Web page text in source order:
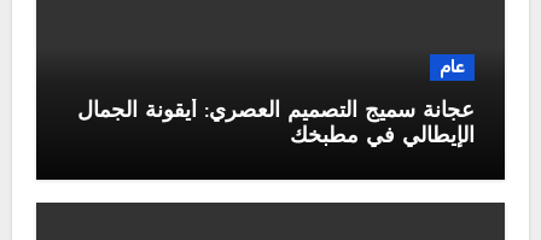
عام
عجانة سميج التصميم العصري: أيقونة الجمال
الإيطالي في مطبخك